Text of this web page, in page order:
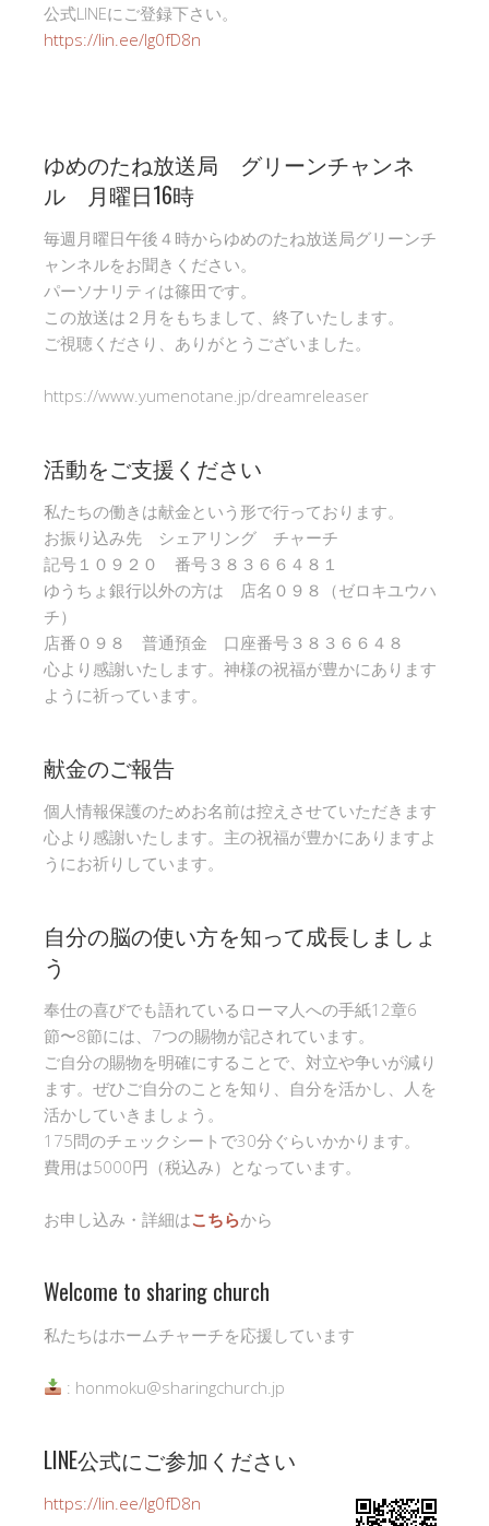
公式LINEにご登録下さい。
https://lin.ee/Ig0fD8n
ゆめのたね放送局 グリーンチャンネ
ル 月曜日16時
毎週月曜日午後４時からゆめのたね放送局グリーンチ
ャンネルをお聞きください。
パーソナリティは篠田です。
この放送は２月をもちまして、終了いたします。
ご視聴くださり、ありがとうございました。
https://www.yumenotane.jp/dreamreleaser
活動をご支援ください
私たちの働きは献金という形で行っております。
お振り込み先 シェアリング チャーチ
記号１０９２０ 番号３８３６６４８１
ゆうちょ銀行以外の方は 店名０９８（ゼロキユウハ
チ）
店番０９８ 普通預金 口座番号３８３６６４８
心より感謝いたします。神様の祝福が豊かにあります
ように祈っています。
献金のご報告
個人情報保護のためお名前は控えさせていただきます
心より感謝いたします。主の祝福が豊かにありますよ
うにお祈りしています。
自分の脳の使い方を知って成長しましょ
う
奉仕の喜びでも語れているローマ人への手紙12章6
節〜8節には、7つの賜物が記されています。
ご自分の賜物を明確にすることで、対立や争いが減り
ます。ぜひご自分のことを知り、自分を活かし、人を
活かしていきましょう。
175問のチェックシートで30分ぐらいかかります。
費用は5000円（税込み）となっています。
お申し込み・詳細はこちらから
Welcome to sharing church
私たちはホームチャーチを応援しています
: honmoku@sharingchurch.jp
LINE公式にご参加ください
https://lin.ee/Ig0fD8n